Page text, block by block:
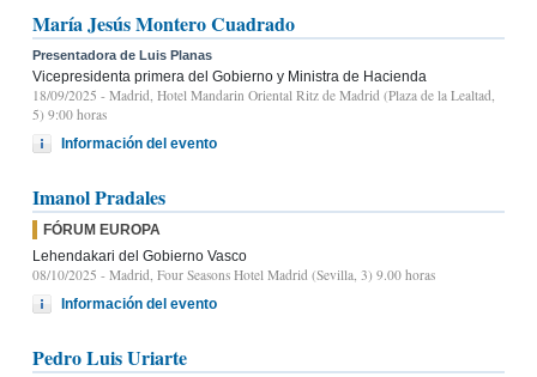
María Jesús Montero Cuadrado
Presentadora de Luis Planas
Vicepresidenta primera del Gobierno y Ministra de Hacienda
18/09/2025 - Madrid, Hotel Mandarin Oriental Ritz de Madrid (Plaza de la Lealtad,
5) 9:00 horas
Información del evento
Imanol Pradales
FÓRUM EUROPA
Lehendakari del Gobierno Vasco
08/10/2025 - Madrid, Four Seasons Hotel Madrid (Sevilla, 3) 9.00 horas
Información del evento
Pedro Luis Uriarte